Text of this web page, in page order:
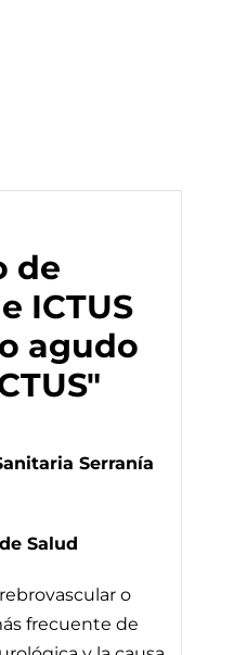
de
ICTUS
agudo
Serranía
Salud
o
frecuente de